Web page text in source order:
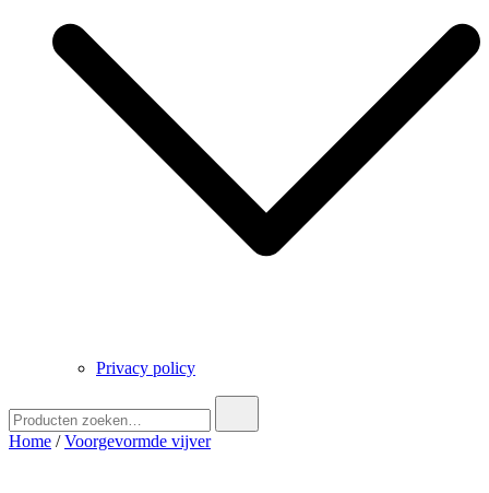
Privacy policy
naar:
Home /Voorgevormde vijver